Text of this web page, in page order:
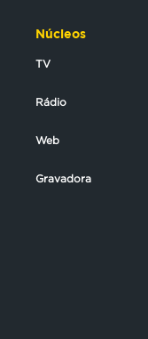
Núcleos
TV
Rádio
Web
Gravadora